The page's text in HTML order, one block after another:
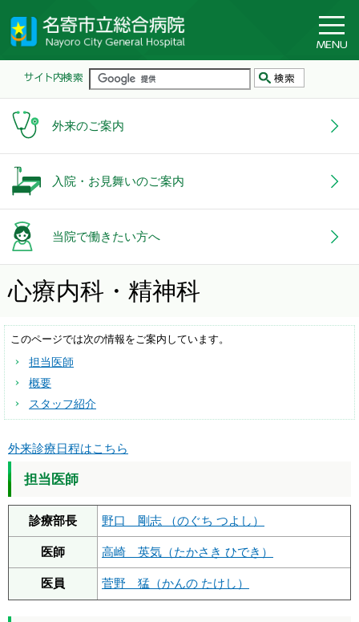
外来のご案内
入院・お見舞いのご案内
当院で働きたい方へ
心療内科・精神科
このページでは次の情報をご案内しています。
担当医師
概要
スタッフ紹介
外来診療日程はこちら
担当医師
診療部長 野口 剛志 （のぐち つよし）
医師 高崎 英気（たかさき ひでき）
医員 菅野 猛（かんの たけし）